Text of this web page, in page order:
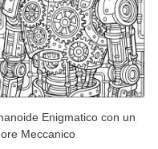
Enigmatico con un
Meccanico